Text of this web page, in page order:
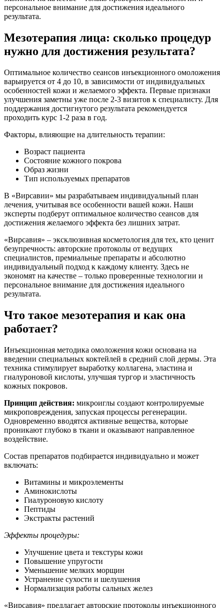
персональное внимание для достижения идеального
результата.
Мезотерапия лица: сколько процедур
нужно для достижения результата?
Оптимальное количество сеансов инъекционного омоложения
варьируется от 4 до 10, в зависимости от индивидуальных
особенностей кожи и желаемого эффекта. Первые признаки
улучшения заметны уже после 2-3 визитов к специалисту. Для
поддержания достигнутого результата рекомендуется
проходить курс 1-2 раза в год.
Факторы, влияющие на длительность терапии:
Возраст пациента
Состояние кожного покрова
Образ жизни
Тип используемых препаратов
В «Вирсавии» мы разрабатываем индивидуальный план
лечения, учитывая все особенности вашей кожи. Наши
эксперты подберут оптимальное количество сеансов для
достижения желаемого эффекта без лишних затрат.
«Вирсавия» – эксклюзивная косметология для тех, кто ценит
безупречность: авторские протоколы от ведущих
специалистов, премиальные препараты и абсолютно
индивидуальный подход к каждому клиенту. Здесь не
экономят на качестве – только проверенные технологии и
персональное внимание для достижения идеального
результата.
Что такое мезотерапия и как она
работает?
Инъекционная методика омоложения кожи основана на
введении специальных коктейлей в средний слой дермы. Эта
техника стимулирует выработку коллагена, эластина и
гиалуроновой кислоты, улучшая тургор и эластичность
кожных покровов.
Принцип действия: микроиглы создают контролируемые
микроповреждения, запуская процессы регенерации.
Одновременно вводятся активные вещества, которые
проникают глубоко в ткани и оказывают направленное
воздействие.
Состав препаратов подбирается индивидуально и может
включать:
Витамины и микроэлементы
Аминокислоты
Гиалуроновую кислоту
Пептиды
Экстракты растений
Эффекты процедуры:
Улучшение цвета и текстуры кожи
Повышение упругости
Уменьшение мелких морщин
Устранение сухости и шелушения
Нормализация работы сальных желез
«Вирсавия» предлагает авторские протоколы инъекционного